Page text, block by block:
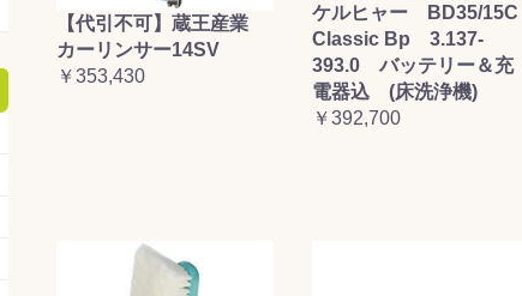
【代引不可】蔵王産業
カーリンサー14SV
￥353,430
ケルヒャー BD35/15C
Classic Bp 3.137-
393.0 バッテリー＆充
電器込 (床洗浄機)
￥392,700